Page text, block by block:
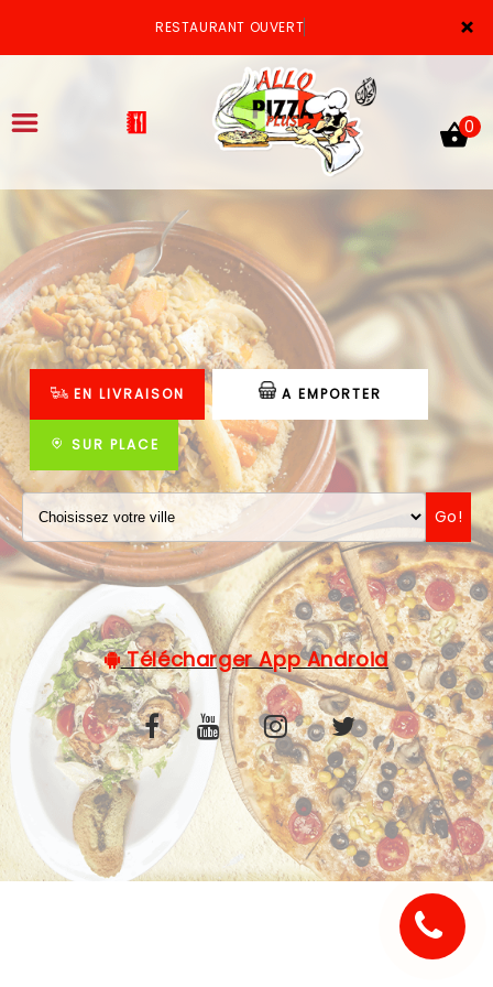
×
RESTAURANT OUVERT
ACCUEIL
LA CARTE
VOTRE COMPTE
NOTRE RESTAURANT
VOS AVIS
MENTIONS LÉGALES
0
EN LIVRAISON A EMPORTER
SUR PLACE
Go!
Télécharger App Android